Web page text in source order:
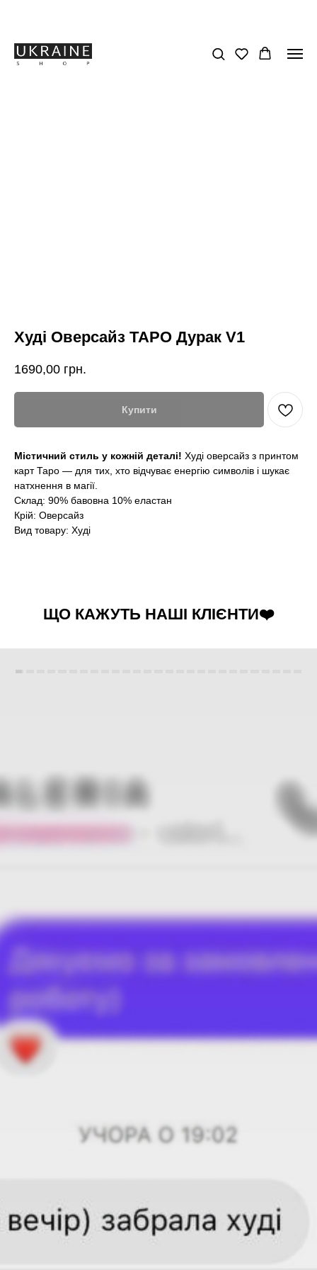
Худі Оверсайз ТАРО Дурак V1
1690,00 грн.
Купити
Містичний стиль у кожній деталі! Худі оверсайз з принтом
карт Таро — для тих, хто відчуває енергію символів і шукає
натхнення в магії.
Склад: 90% бавовна 10% еластан
Крій: Оверсайз
Вид товару: Худі
ЩО КАЖУТЬ НАШІ КЛІЄНТИ❤️